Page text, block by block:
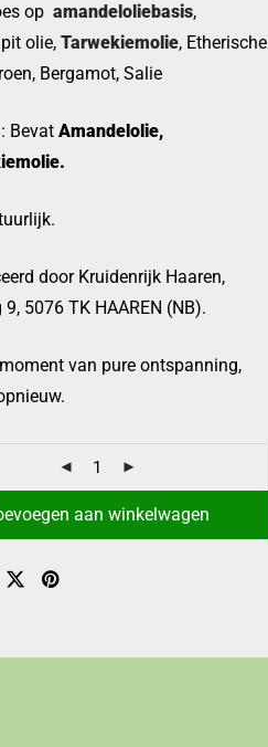
op amandeloliebasis,
olie, Tarwekiemolie, Etherische
Bergamot, Salie
: Bevat Amandelolie,
door Kruidenrijk Haaren,
9, 5076 TK HAAREN (NB).
van pure ontspanning,
aan winkelwagen